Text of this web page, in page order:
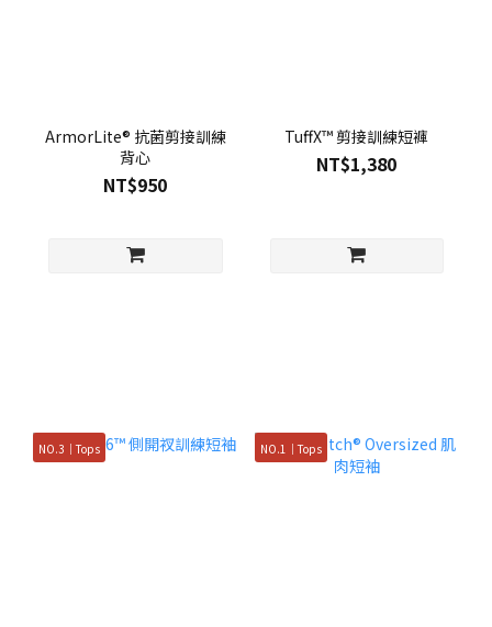
ArmorLite® 抗菌剪接訓練
背心
NT$950
TuffX™ 剪接訓練短褲
NT$1,380
NO.3｜Tops NO.1｜Tops